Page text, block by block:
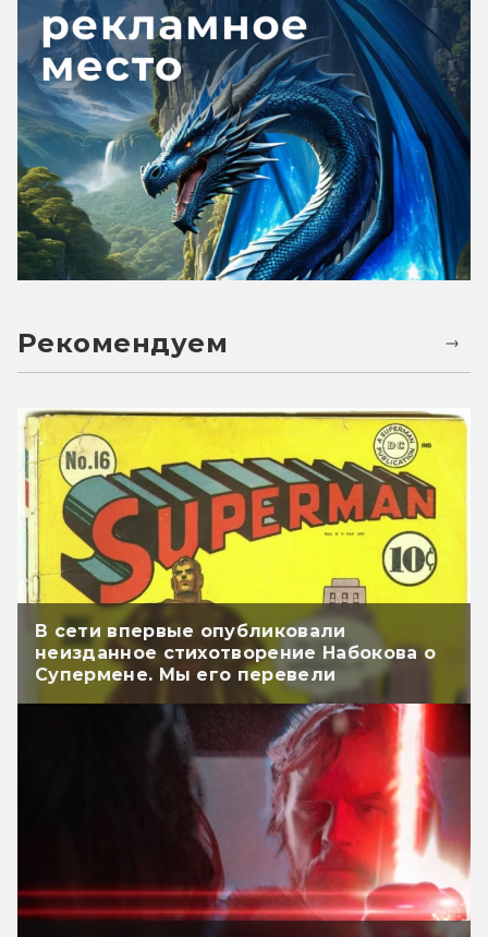
Рекомендуем
В сети впервые опубликовали
неизданное стихотворение Набокова о
Супермене. Мы его перевели